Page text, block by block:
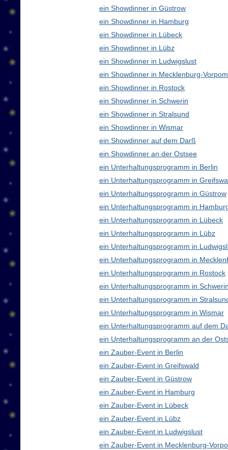
ein Showdinner in Güstrow
ein Showdinner in Hamburg
ein Showdinner in Lübeck
ein Showdinner in Lübz
ein Showdinner in Ludwigslust
ein Showdinner in Mecklenburg-
ein Showdinner in Rostock
ein Showdinner in Schwerin
ein Showdinner in Stralsund
ein Showdinner in Wismar
ein Showdinner auf dem Darß
ein Showdinner an der Ostsee
ein Unterhaltungsprogramm in Berlin
ein Unterhaltungsprogramm in
ein Unterhaltungsprogramm in Güstrow
ein Unterhaltungsprogramm in
ein Unterhaltungsprogramm in Lübeck
ein Unterhaltungsprogramm in Lübz
ein Unterhaltungsprogramm in
ein Unterhaltungsprogramm in
ein Unterhaltungsprogramm in Rostock
ein Unterhaltungsprogramm in
ein Unterhaltungsprogramm in
ein Unterhaltungsprogramm in Wismar
ein Unterhaltungsprogramm auf dem
ein Unterhaltungsprogramm an der
ein Zauber-Event in Berlin
ein Zauber-Event in Greifswald
ein Zauber-Event in Güstrow
ein Zauber-Event in Hamburg
ein Zauber-Event in Lübeck
ein Zauber-Event in Lübz
ein Zauber-Event in Ludwigslust
ein Zauber-Event in Mecklenburg-